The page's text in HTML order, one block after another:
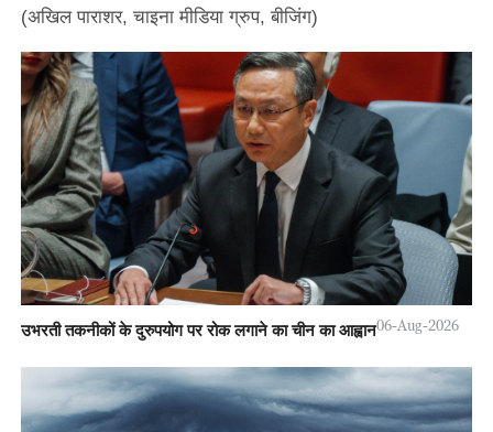
(अखिल पाराशर, चाइना मीडिया ग्रुप, बीजिंग)
उभरती तकनीकों के दुरुपयोग पर रोक लगाने का चीन का आह्वान06-Aug-2026